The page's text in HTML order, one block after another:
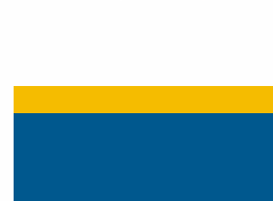
Frédérique Bernier expose à